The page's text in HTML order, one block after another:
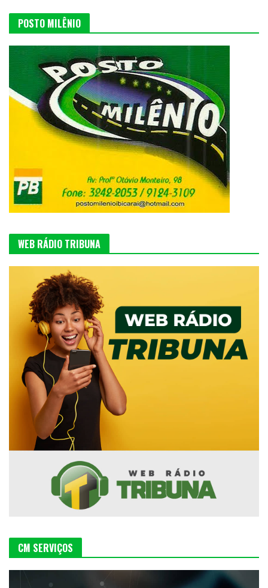
POSTO MILÊNIO
WEB RÁDIO TRIBUNA
CM SERVIÇOS